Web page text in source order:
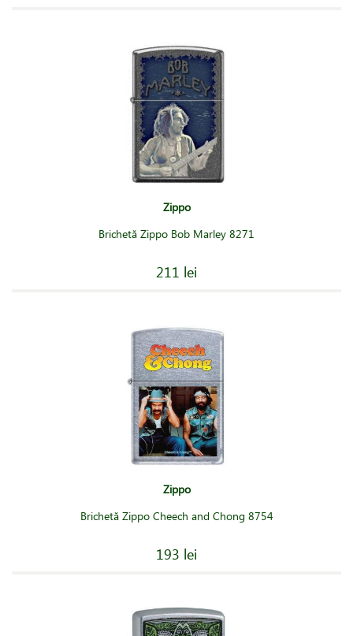
Zippo
Brichetă Zippo Bob Marley 8271
211 lei
Zippo
Brichetă Zippo Cheech and Chong 8754
193 lei